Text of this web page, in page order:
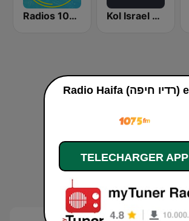
Radios 100FM (רדיוס) Kol Israel Reshet Bet
TELECHARGER APP